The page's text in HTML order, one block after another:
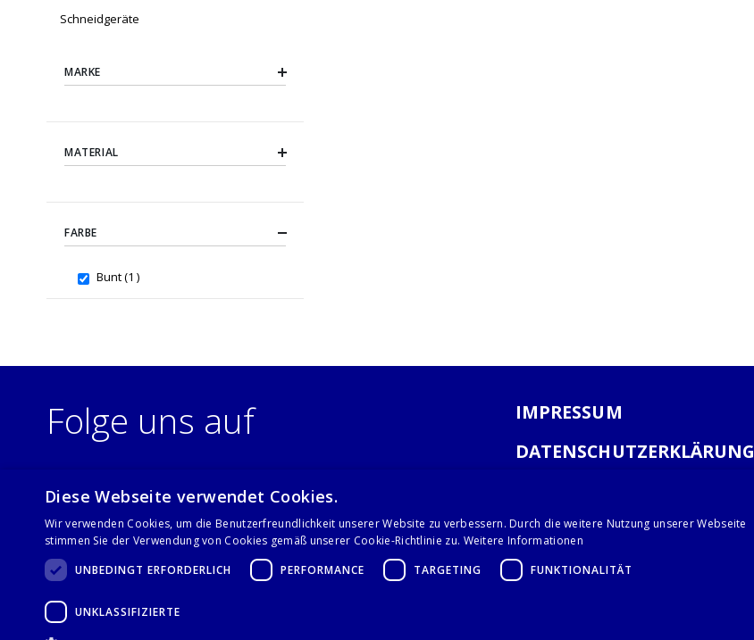
Schneidgeräte
MARKE
MATERIAL
FARBE
Bunt 1 item
Folge uns auf
IMPRESSUM
DATENSCHUTZERKLÄRUNG
Diese Webseite verwendet Cookies.
Wir verwenden Cookies, um die Benutzerfreundlichkeit unserer Website zu verbessern. Durch die weitere Nutzung unserer Webseite
stimmen Sie der Verwendung von Cookies gemäß unserer Cookie-Richtlinie zu. Weitere Informationen
UNBEDINGT ERFORDERLICH
PERFORMANCE TARGETING FUNKTIONALITÄT
UNKLASSIFIZIERTE